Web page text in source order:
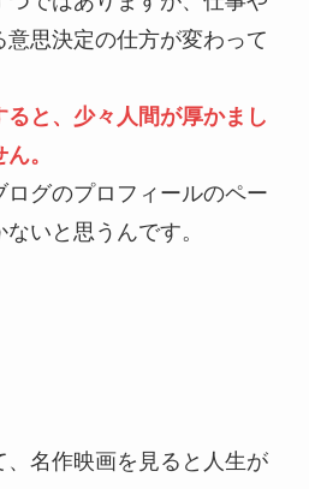
思決定の仕方が変わって
と、少々人間が厚かまし
。
グのプロフィールのペー
いと思うんです。
名作映画を見ると人生が